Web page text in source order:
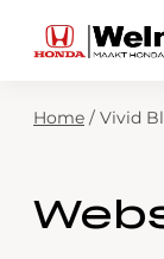
Modellen
Home / Vivid